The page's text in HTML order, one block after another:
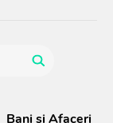
Bani și Afaceri